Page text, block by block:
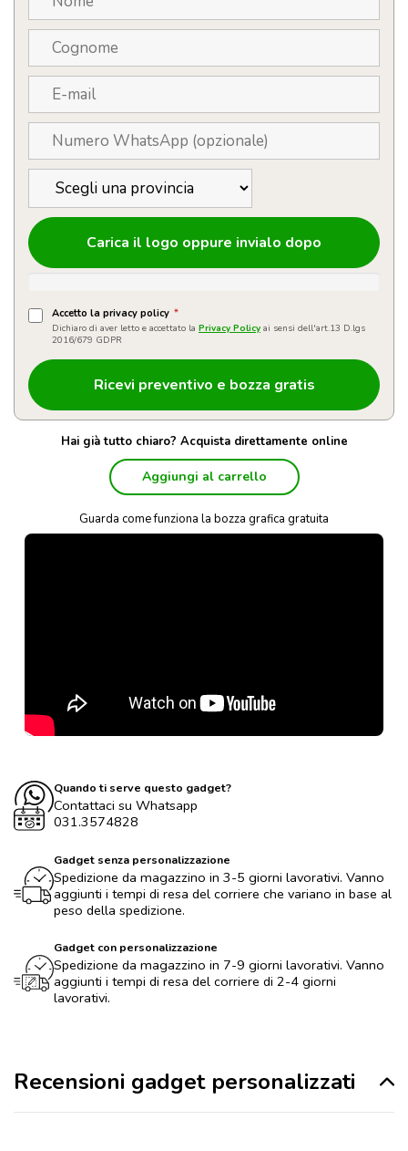
quantità
Carica il logo oppure invialo dopo
Accetto la privacy policy *
Dichiaro di aver letto e accettato la Privacy Policy ai sensi dell'art.13 D.lgs
2016/679 GDPR
Hai già tutto chiaro? Acquista direttamente online
Aggiungi al carrello
Guarda come funziona la bozza grafica gratuita
Quando ti serve questo gadget?
Contattaci su Whatsapp
031.3574828
Gadget senza personalizzazione
Spedizione da magazzino in 3-5 giorni lavorativi. Vanno
aggiunti i tempi di resa del corriere che variano in base al
peso della spedizione.
Gadget con personalizzazione
Spedizione da magazzino in 7-9 giorni lavorativi. Vanno
aggiunti i tempi di resa del corriere di 2-4 giorni
lavorativi.
Recensioni gadget personalizzati